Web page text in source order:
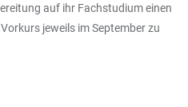
auf ihr Fachstudium einen
jeweils im September zu